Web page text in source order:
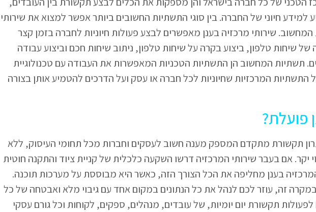
למידע חיוני של החברה. בין סוגי התשתיות החשובים ביותר אפשר למצוא את שירותי
שירותי מרכזיה בענן מאפשרים לבצע פעולות חיוניות לחברה בזמן קצר
של שיחות טלפון, ביצוע בקרה על שיחות טלפון, ניתוב שיחות חכם וביצוע עבודה
תשתיות המחשוב הן התשתיות הטכניות המאפשרות את העבודה עם טכנולוגיית
התשתיות המרכזיות שחיוניות לכל חברה או עסק ועל הדרכים להטמיע אותן בצורה
פועלת?
תקשורת מתקדם המספק מענה חשוב לעסקים וחברות מכל תחומי העיסוק, ללא
יקר. אם בעבר שירותי המרכזיה דרשו השקעה כלכלית של קניית ציוד והתקנה חוטית
בענן מחליפה את הכל הצורך הזה, כאשר היא מבוססת על מערכות תוכנה.
במקרה זה, עוזר לכם לנהל את כל הנתונים במקום אחד עם גיבוי מלא ואבטחה של כל
תקשורת יום יומיות, של עובדים, מנהלים, ספקים, לקוחות וכל גורם עסקי